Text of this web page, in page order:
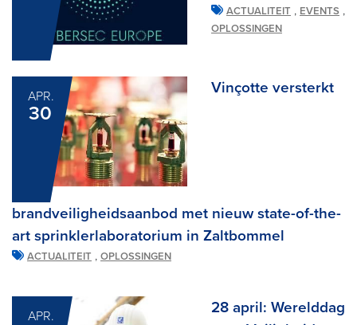
ACTUALITEIT , EVENTS ,
OPLOSSINGEN
APR.
30
Vinçotte versterkt
brandveiligheidsaanbod met nieuw state-of-the-
art sprinklerlaboratorium in Zaltbommel
ACTUALITEIT , OPLOSSINGEN
APR.
28 april: Werelddag